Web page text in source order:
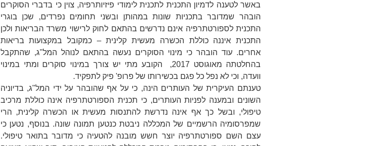
באשר לטענה לדמיון התכנית לתכנית לימודי פיזיותרפיה, צוין כי בדברי הסוקרים
הובהר שמדובר בתכניות שונות במהותן ובשני תחומים נפרדים, שכן בוגרי
התכנית לספורטתרפיה אינם נדרשים בהתאם לחוק לרישוי משרד הבריאות ולכן
התכנית איננה כוללת הכשרה מעשית קלינית – כמקובל במקצועות בריאות
אחרים. עוד הובהר כי מינוי הסוקרים נעשה בהתאם לנוהל המל"ג, שהתקבל
בהחלטתה מאוגוסט 2017, הקובע מתי יש צורך במינוי סוקרים ומתי במינוי
וועדה, וכי לא נפל כל פגם בכשירותו של פרופ' פיק לתפקיד.
טענתם העיקרית של העותרים הינה, כי על אף שהובהר על ידי המל"ג, בדיוניה
השונים ובמענה לפניות העותרים, כי תכנית הספורטתרפיה אינה כוללת מרכיב
טיפולי, ובשל כך אף אינה נדרשת להתנסות מעשית או הכשרה קלינית, הרי
שמפרסומיה הרשמיים של המכללה ניבטת כנטען תמונה שונה. בנוסף, נטען כי
עצם השם ספורטתרפיה יוצר חשש מובנה להטעיה כי מדובר בתואר טיפולי.